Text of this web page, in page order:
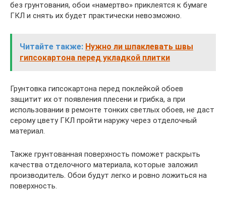
без грунтования, обои «намертво» приклеятся к бумаге
ГКЛ и снять их будет практически невозможно.
Читайте также: Нужно ли шпаклевать швы
гипсокартона перед укладкой плитки
Грунтовка гипсокартона перед поклейкой обоев
защитит их от появления плесени и грибка, а при
использовании в ремонте тонких светлых обоев, не даст
серому цвету ГКЛ пройти наружу через отделочный
материал.
Также грунтованная поверхность поможет раскрыть
качества отделочного материала, которые заложил
производитель. Обои будут легко и ровно ложиться на
поверхность.